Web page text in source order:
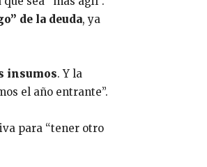
de la deuda, ya
insumos. Y la
el año entrante”.
para “tener otro